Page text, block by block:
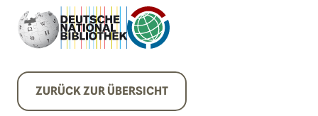
ZURÜCK ZUR ÜBERSICHT